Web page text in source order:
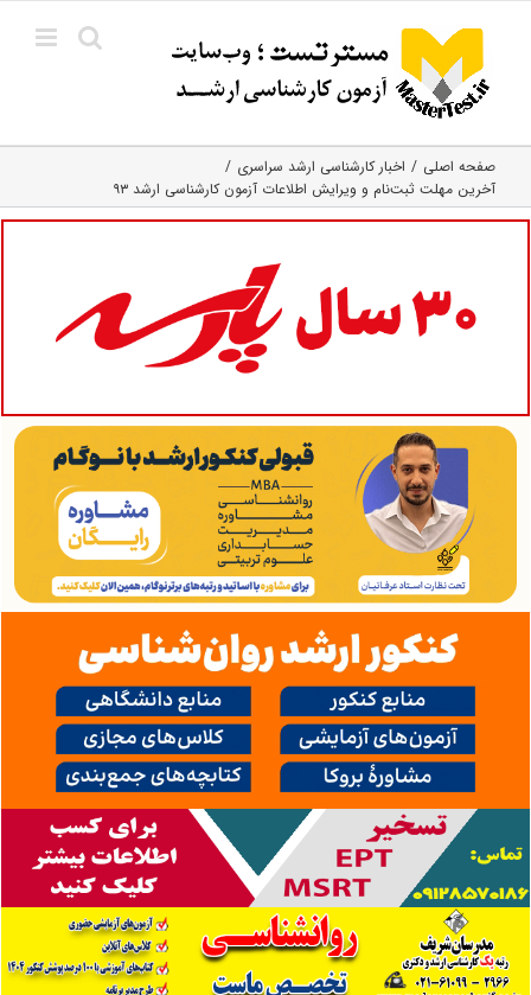
content
صفحه اصلی
اخبار کارشناسی ارشد سراسری
آخرین مهلت ثبت‌نام و ویرایش اطلاعات آزمون کارشناسی ارشد ۹۳